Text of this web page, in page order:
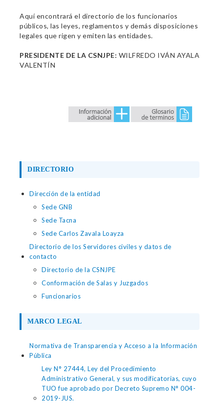
Aquí encontrará el directorio de los funcionarios
públicos, las leyes, reglamentos y demás disposiciones
legales que rigen y emiten las entidades.
PRESIDENTE DE LA CSNJPE: WILFREDO IVÁN AYALA
VALENTÍN
DIRECTORIO
Dirección de la entidad
Sede GNB
Sede Tacna
Sede Carlos Zavala Loayza
Directorio de los Servidores civiles y datos de
contacto
Directorio de la CSNJPE
Conformación de Salas y Juzgados
Funcionarios
MARCO LEGAL
Normativa de Transparencia y Acceso a la Información
Pública
Ley N° 27444, Ley del Procedimiento
Administrativo General, y sus modificatorias, cuyo
TUO fue aprobado por Decreto Supremo N° 004-
2019-JUS.